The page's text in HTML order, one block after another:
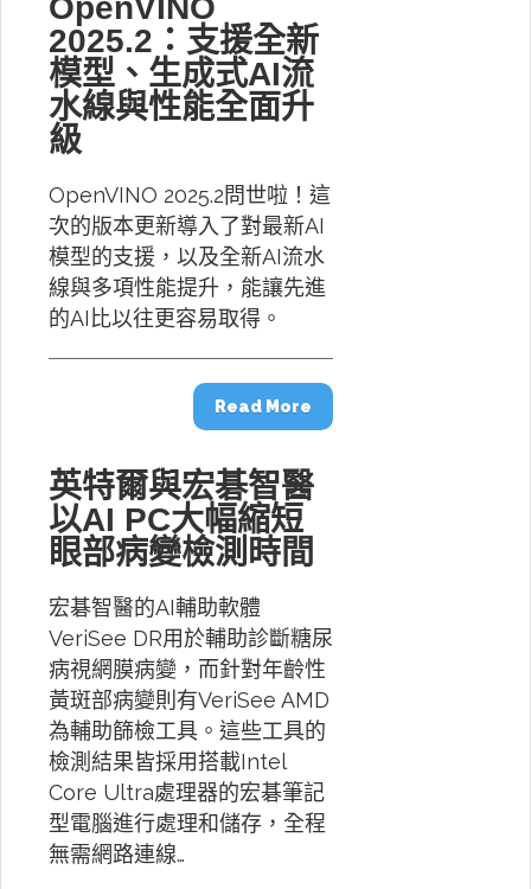
OpenVINO
2025.2：支援全新
模型、生成式AI流
水線與性能全面升
級
OpenVINO 2025.2問世啦！這
次的版本更新導入了對最新AI
模型的支援，以及全新AI流水
線與多項性能提升，能讓先進
的AI比以往更容易取得。
Read More
英特爾與宏碁智醫
以AI PC大幅縮短
眼部病變檢測時間
宏碁智醫的AI輔助軟體
VeriSee DR用於輔助診斷糖尿
病視網膜病變，而針對年齡性
黃斑部病變則有VeriSee AMD
為輔助篩檢工具。這些工具的
檢測結果皆採用搭載Intel
Core Ultra處理器的宏碁筆記
型電腦進行處理和儲存，全程
無需網路連線…